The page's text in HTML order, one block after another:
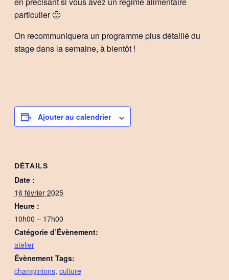
particulier 🙂
On recommuniquera un programme plus détaillé du
stage dans la semaine, à bientôt !
Ajouter au calendrier
DÉTAILS
Date :
16 février 2025
Heure :
10h00 – 17h00
Catégorie d’Évènement:
atelier
Évènement Tags:
champinions, culture